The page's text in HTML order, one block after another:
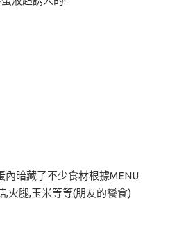
暗藏了不少食材根據MENU
,火腿,玉米等等(朋友的餐食)